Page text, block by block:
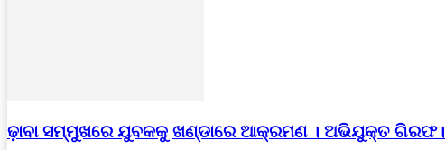
ଢ଼ାବା ସମ୍ମୁଖରେ ଯୁବକକୁ ଖଣ୍ଡାରେ ଆକ୍ରମଣ । ଅଭିଯୁକ୍ତ ଗିରଫ।